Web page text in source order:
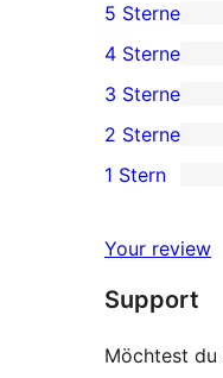
0 5-
Sterne-
Rezensionen
5 Sterne
1 4-
Sterne-
Rezension
4 Sterne
0 3-
Sterne-
Rezensionen
3 Sterne
0 2-
Sterne-
2 Sterne
0 1-
Rezensionen
1 Stern
Your review
Support
Möchtest